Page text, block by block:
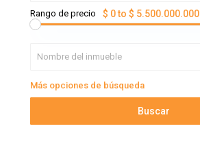
Rango de precio $ 0 to $ 5.500.000.000
Más opciones de búsqueda
Buscar